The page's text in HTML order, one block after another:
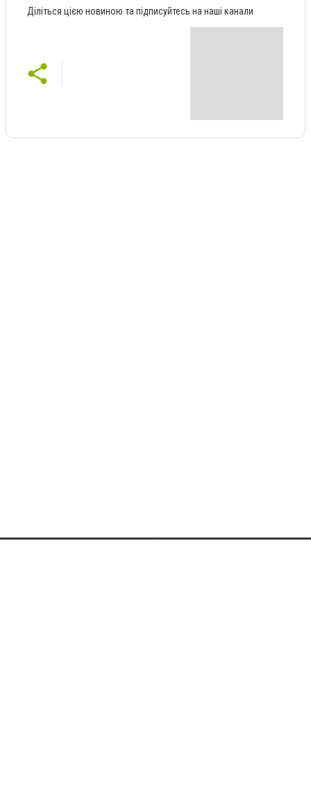
Діліться цією новиною та підписуйтесь на наші канали